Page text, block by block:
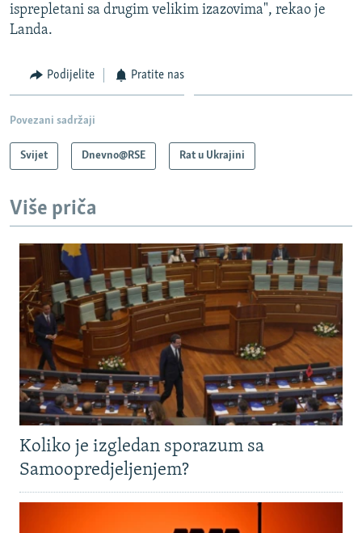
isprepletani sa drugim velikim izazovima", rekao je
Landa.
Podijelite Pratite nas
Povezani sadržaji
Svijet Dnevno@RSE Rat u Ukrajini
Više priča
Koliko je izgledan sporazum sa
Samoopredjeljenjem?